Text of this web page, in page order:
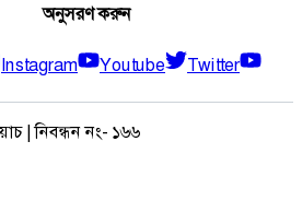
অনুসরণ করুন
Instagram Youtube
Twitter
| নিবন্ধন নং- ১৬৬